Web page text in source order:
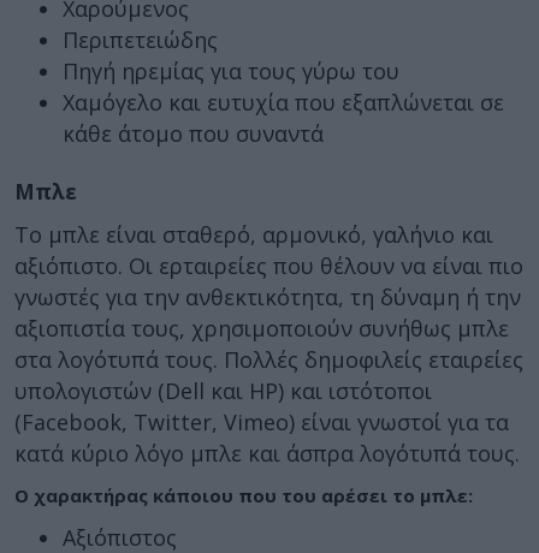
Χαρούμενος
Περιπετειώδης
Πηγή ηρεμίας για τους γύρω του
Χαμόγελο και ευτυχία που εξαπλώνεται σε
κάθε άτομο που συναντά
Μπλε
Το μπλε είναι σταθερό, αρμονικό, γαλήνιο και
αξιόπιστο. Οι ερταιρείες που θέλουν να είναι πιο
γνωστές για την ανθεκτικότητα, τη δύναμη ή την
αξιοπιστία τους, χρησιμοποιούν συνήθως μπλε
στα λογότυπά τους. Πολλές δημοφιλείς εταιρείες
υπολογιστών (Dell και HP) και ιστότοποι
(Facebook, Twitter, Vimeo) είναι γνωστοί για τα
κατά κύριο λόγο μπλε και άσπρα λογότυπά τους.
Ο χαρακτήρας κάποιου που του αρέσει το μπλε:
Αξιόπιστος